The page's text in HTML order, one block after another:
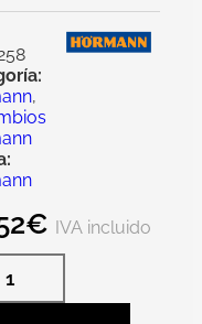
,
€ IVA incluido